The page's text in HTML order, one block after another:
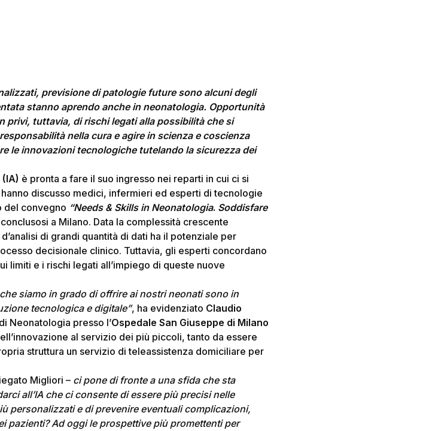
previsione di patologie future sono alcuni degli
stanno aprendo anche in neonatologia. Opportunità
privi, tuttavia, di rischi legati alla possibilità che si
nella cura e agire in scienza e coscienza
le innovazioni tecnologiche tutelando la sicurezza dei
è pronta a fare il suo ingresso nei reparti in cui ci si
discusso medici, infermieri ed esperti di tecnologie
del convegno “Needs & Skills in Neonatologia. Soddisfare
a Milano. Data la complessità crescente
di grandi quantità di dati ha il potenziale per
decisionale clinico. Tuttavia, gli esperti concordano
limiti e i rischi legati all’impiego di queste nuove
siamo in grado di offrire ai nostri neonati sono in
tecnologica e digitale”, ha evidenziato Claudio
Neonatologia presso l’Ospedale San Giuseppe di Milano
al servizio dei più piccoli, tanto da essere
struttura un servizio di teleassistenza domiciliare per
Migliori – ci pone di fronte a una sfida che sta
all’IA che ci consente di essere più precisi nelle
personalizzati e di prevenire eventuali complicazioni,
pazienti? Ad oggi le prospettive più promettenti per